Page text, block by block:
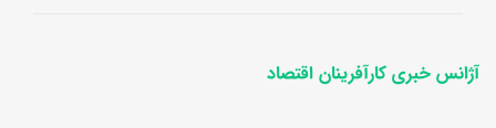
آژانس خبری کارآفرینان اقتصاد